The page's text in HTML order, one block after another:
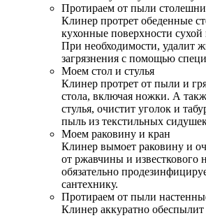
Протираем от пыли
Клинер протрет обеденные
кухонные поверхности
При необходимости, удалит
загрязнения с помощью
Моем стол и стулья
Клинер протрет от пыли и
стола, включая ножки. А
стулья, очистит уголок и
пыль из текстильных
Моем раковину и кран
Клинер вымоет раковину и
от ржавчины и известкового
обязательно
сантехнику.
Протираем от пыли
Клинер аккуратно